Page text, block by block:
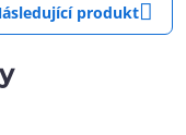
produkt